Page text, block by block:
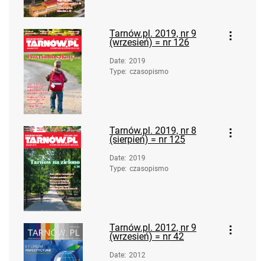
Tarnów.pl. 2019, nr 9
(wrzesień) = nr 126
Date: 2019
Type: czasopismo
Tarnów.pl. 2019, nr 8
(sierpień) = nr 125
Date: 2019
Type: czasopismo
Tarnów.pl. 2012, nr 9
(wrzesień) = nr 42
Date: 2012